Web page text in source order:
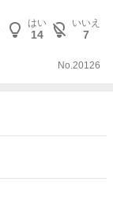
はい
14
いいえ
7
No. 20126